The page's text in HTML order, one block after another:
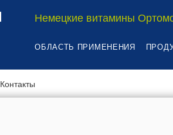
Немецкие витамины
ОБЛАСТЬ ПРИМЕНЕНИЯ
Контакты